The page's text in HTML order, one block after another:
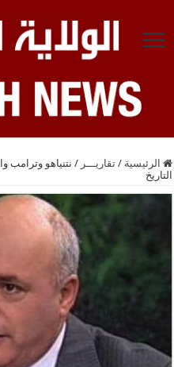
الرئيسية / تقاريـــر / نتنياهو
التاريخ